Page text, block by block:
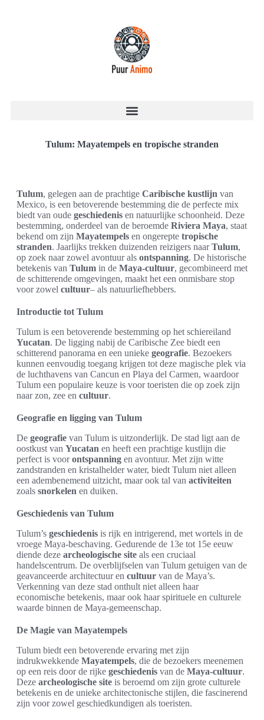
Tulum: Mayatempels en tropische stranden
Tulum, gelegen aan de prachtige Caribische kustlijn van
Mexico, is een betoverende bestemming die de perfecte mix
biedt van oude geschiedenis en natuurlijke schoonheid. Deze
bestemming, onderdeel van de beroemde Riviera Maya, staat
bekend om zijn Mayatempels en ongerepte tropische
stranden. Jaarlijks trekken duizenden reizigers naarTulum,
op zoek naar zowel avontuur als ontspanning. De historische
betekenis van Tulum in de Maya-cultuur, gecombineerd met
de schitterende omgevingen, maakt het een onmisbare stop
voor zowel cultuur– als natuurliefhebbers.
Introductie tot Tulum
Tulum is een betoverende bestemming op het schiereiland
Yucatan. De ligging nabij de Caribische Zee biedt een
schitterend panorama en een unieke geografie. Bezoekers
kunnen eenvoudig toegang krijgen tot deze magische plek via
de luchthavens van Cancun en Playa del Carmen, waardoor
Tulum een populaire keuze is voor toeristen die op zoek zijn
naar zon, zee en cultuur.
Geografie en ligging van Tulum
De geografie van Tulum is uitzonderlijk. De stad ligt aan de
oostkust van Yucatan en heeft een prachtige kustlijn die
perfect is voorontspanning en avontuur. Met zijn witte
zandstranden en kristalhelder water, biedt Tulum niet alleen
een adembenemend uitzicht, maar ook tal van activiteiten
zoals snorkelen en duiken.
Geschiedenis van Tulum
Tulum’s geschiedenis is rijk en intrigerend, met wortels in de
vroege Maya-beschaving. Gedurende de 13e tot 15e eeuw
diende deze archeologische site als een cruciaal
handelscentrum. De overblijfselen van Tulum getuigen van de
geavanceerde architectuur en cultuur van de Maya’s.
Verkenning van deze stad onthult niet alleen haar
economische betekenis, maar ook haar spirituele en culturele
waarde binnen de Maya-gemeenschap.
De Magie van Mayatempels
Tulum biedt een betoverende ervaring met zijn
indrukwekkende Mayatempels, die de bezoekers meenemen
op een reis door de rijke geschiedenis van de Maya-cultuur.
Deze archeologische site is beroemd om zijn grote culturele
betekenis en de unieke architectonische stijlen, die fascinerend
zijn voor zowel geschiedkundigen als toeristen.